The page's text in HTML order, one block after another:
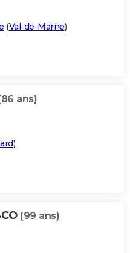
(Val-de-Marne)
ans)
)
(99 ans)